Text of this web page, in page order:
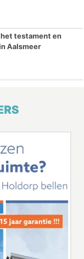
testament en
Aalsmeer